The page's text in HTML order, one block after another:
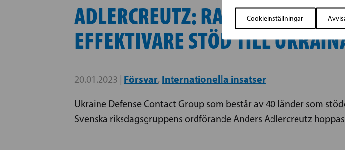
Cookieinställningar
ADLERCREUTZ: RAMSTEIN-
EFFEKTIVARE STÖD TILL
20.01.2023 | Försvar, Internationella insatser
Ukraine Defense Contact Group som består av 40 länder som
Svenska riksdagsgruppens ordförande Anders Adlercreutz